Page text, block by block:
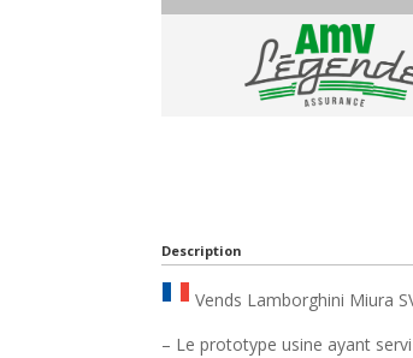
Description
Vends Lamborghini Miura
– Le prototype usine ayant